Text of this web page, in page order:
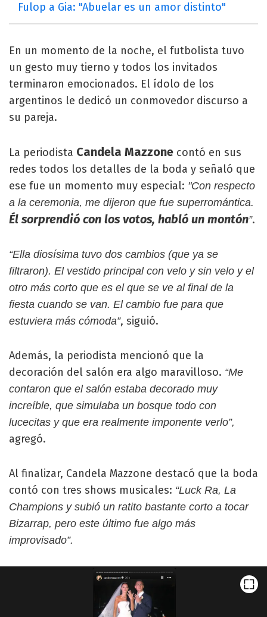
Fulop a Gia: "Abuelar es un amor distinto"
En un momento de la noche, el futbolista tuvo
un gesto muy tierno y todos los invitados
terminaron emocionados. El ídolo de los
argentinos le dedicó un conmovedor discurso a
su pareja.
La periodista Candela Mazzone contó en sus
redes todos los detalles de la boda y señaló que
ese fue un momento muy especial: "Con respecto
a la ceremonia, me dijeron que fue superromántica.
Él sorprendió con los votos, habló un montón”.
“Ella diosísima tuvo dos cambios (que ya se
filtraron). El vestido principal con velo y sin velo y el
otro más corto que es el que se ve al final de la
fiesta cuando se van. El cambio fue para que
estuviera más cómoda”, siguió.
Además, la periodista mencionó que la
decoración del salón era algo maravilloso. “Me
contaron que el salón estaba decorado muy
increíble, que simulaba un bosque todo con
lucecitas y que era realmente imponente verlo”,
agregó.
Al finalizar, Candela Mazzone destacó que la boda
contó con tres shows musicales: “Luck Ra, La
Champions y subió un ratito bastante corto a tocar
Bizarrap, pero este último fue algo más
improvisado”.